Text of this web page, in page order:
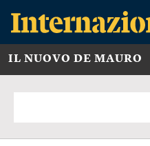
IL NUOVO DE MAURO